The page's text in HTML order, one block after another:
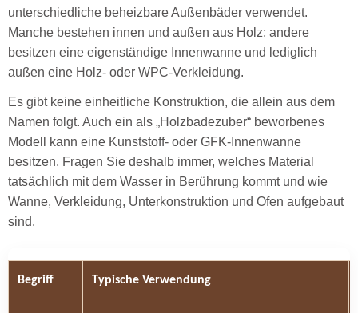
unterschiedliche beheizbare Außenbäder verwendet.
Manche bestehen innen und außen aus Holz; andere
besitzen eine eigenständige Innenwanne und lediglich
außen eine Holz- oder WPC-Verkleidung.
Es gibt keine einheitliche Konstruktion, die allein aus dem
Namen folgt. Auch ein als „Holzbadezuber“ beworbenes
Modell kann eine Kunststoff- oder GFK-Innenwanne
besitzen. Fragen Sie deshalb immer, welches Material
tatsächlich mit dem Wasser in Berührung kommt und wie
Wanne, Verkleidung, Unterkonstruktion und Ofen aufgebaut
sind.
Begriff Typische Verwendung